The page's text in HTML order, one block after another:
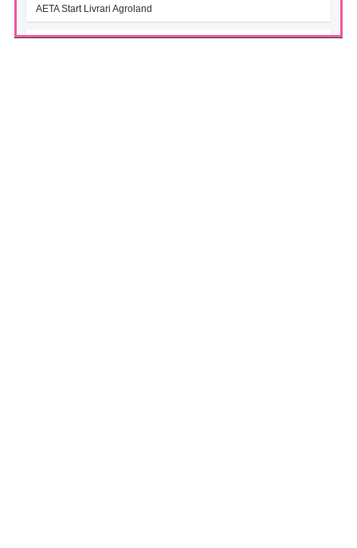
AETA Start Livrari Agroland